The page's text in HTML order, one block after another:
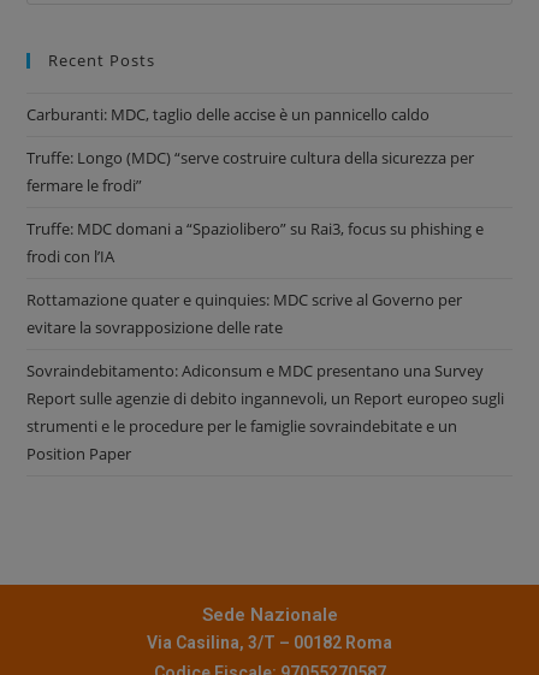
Recent Posts
Carburanti: MDC, taglio delle accise è un pannicello caldo
Truffe: Longo (MDC) “serve costruire cultura della sicurezza per
fermare le frodi”
Truffe: MDC domani a “Spaziolibero” su Rai3, focus su phishing e
frodi con l’IA
Rottamazione quater e quinquies: MDC scrive al Governo per
evitare la sovrapposizione delle rate
Sovraindebitamento: Adiconsum e MDC presentano una Survey
Report sulle agenzie di debito ingannevoli, un Report europeo sugli
strumenti e le procedure per le famiglie sovraindebitate e un
Position Paper
Sede Nazionale
Via Casilina, 3/T – 00182 Roma